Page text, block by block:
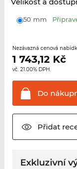
50 mm
Nezávazná cenová
1 743,12Kč
vč. 21.00% DPH.
Do
Přidat
Exkluzivní